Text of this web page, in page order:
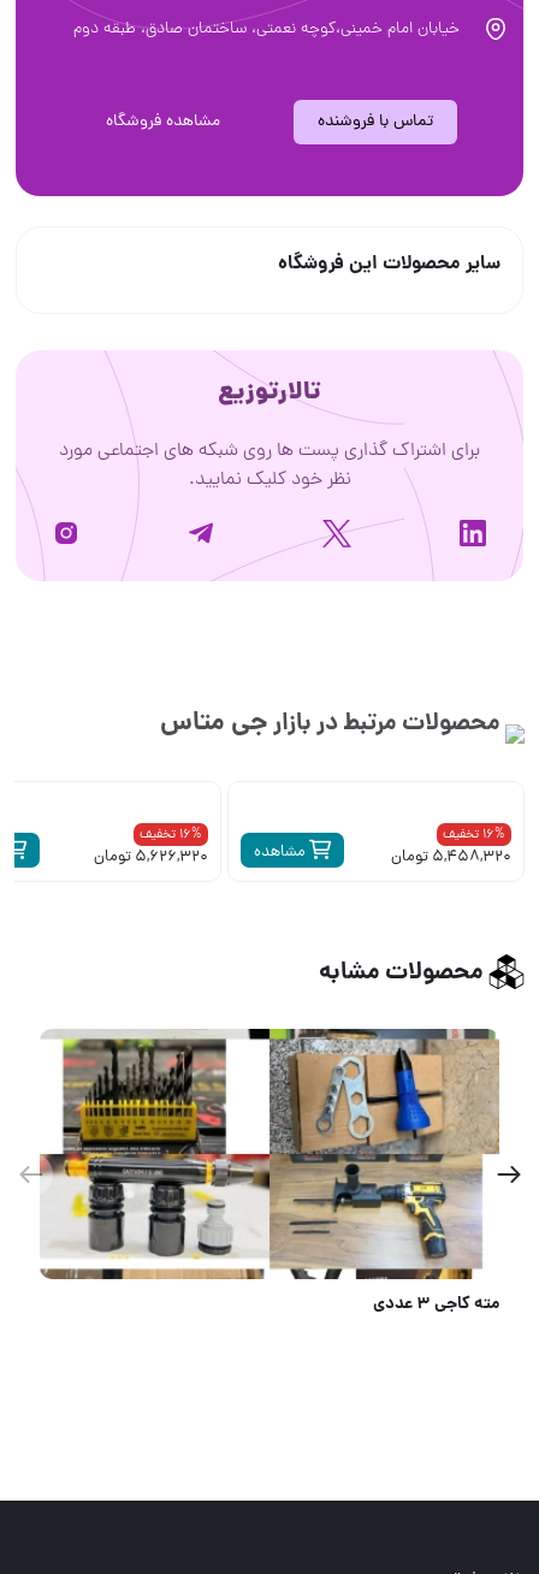
خیابان امام خمینی،کوچه نعمتی، ساختمان صادق، طبقه دوم
تماس با فروشنده مشاهده فروشگاه
سایر محصولات این فروشگاه
تالارتوزیع
برای اشتراک گذاری پست ها روی شبکه های اجتماعی مورد
نظر خود کلیک نمایید.
محصولات مرتبط در بازارجی متاس
مشاهده
16% تخفیف
5,458,320 تومان
16% تخفیف
5,626,320 تومان
محصولات مشابه
کفکش یاقوت 25متری یک اینچ فلوتر